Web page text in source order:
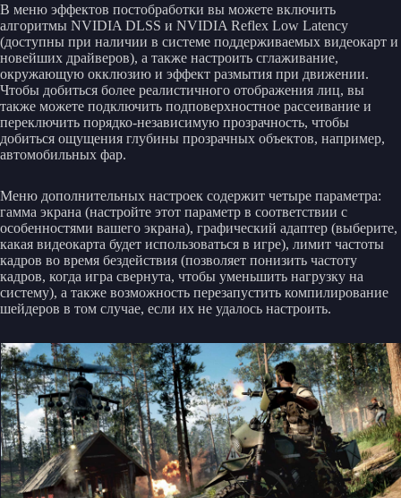
В меню эффектов постобработки вы можете включить
алгоритмы NVIDIA DLSS и NVIDIA Reflex Low Latency
(доступны при наличии в системе поддерживаемых видеокарт и
новейших драйверов), а также настроить сглаживание,
окружающую окклюзию и эффект размытия при движении.
Чтобы добиться более реалистичного отображения лиц, вы
также можете подключить подповерхностное рассеивание и
переключить порядко-независимую прозрачность, чтобы
добиться ощущения глубины прозрачных объектов, например,
автомобильных фар.
Меню дополнительных настроек содержит четыре параметра:
гамма экрана (настройте этот параметр в соответствии с
особенностями вашего экрана), графический адаптер (выберите,
какая видеокарта будет использоваться в игре), лимит частоты
кадров во время бездействия (позволяет понизить частоту
кадров, когда игра свернута, чтобы уменьшить нагрузку на
систему), а также возможность перезапустить компилирование
шейдеров в том случае, если их не удалось настроить.